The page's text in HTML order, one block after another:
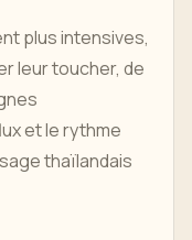
plus intensives,
leur toucher, de
et le rythme
thaïlandais